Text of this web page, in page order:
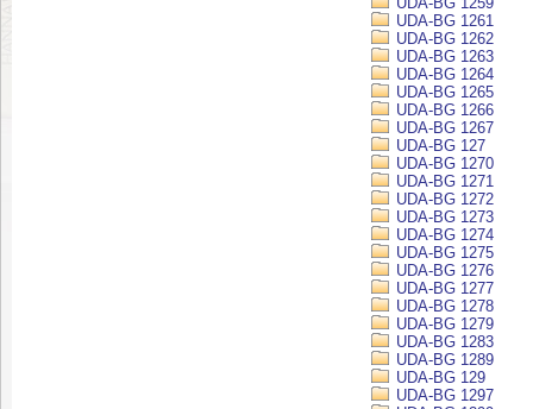
UDA-BG 1261
UDA-BG 1262
UDA-BG 1263
UDA-BG 1264
UDA-BG 1265
UDA-BG 1266
UDA-BG 1267
UDA-BG 127
UDA-BG 1270
UDA-BG 1271
UDA-BG 1272
UDA-BG 1273
UDA-BG 1274
UDA-BG 1275
UDA-BG 1276
UDA-BG 1277
UDA-BG 1278
UDA-BG 1279
UDA-BG 1283
UDA-BG 1289
UDA-BG 129
UDA-BG 1297